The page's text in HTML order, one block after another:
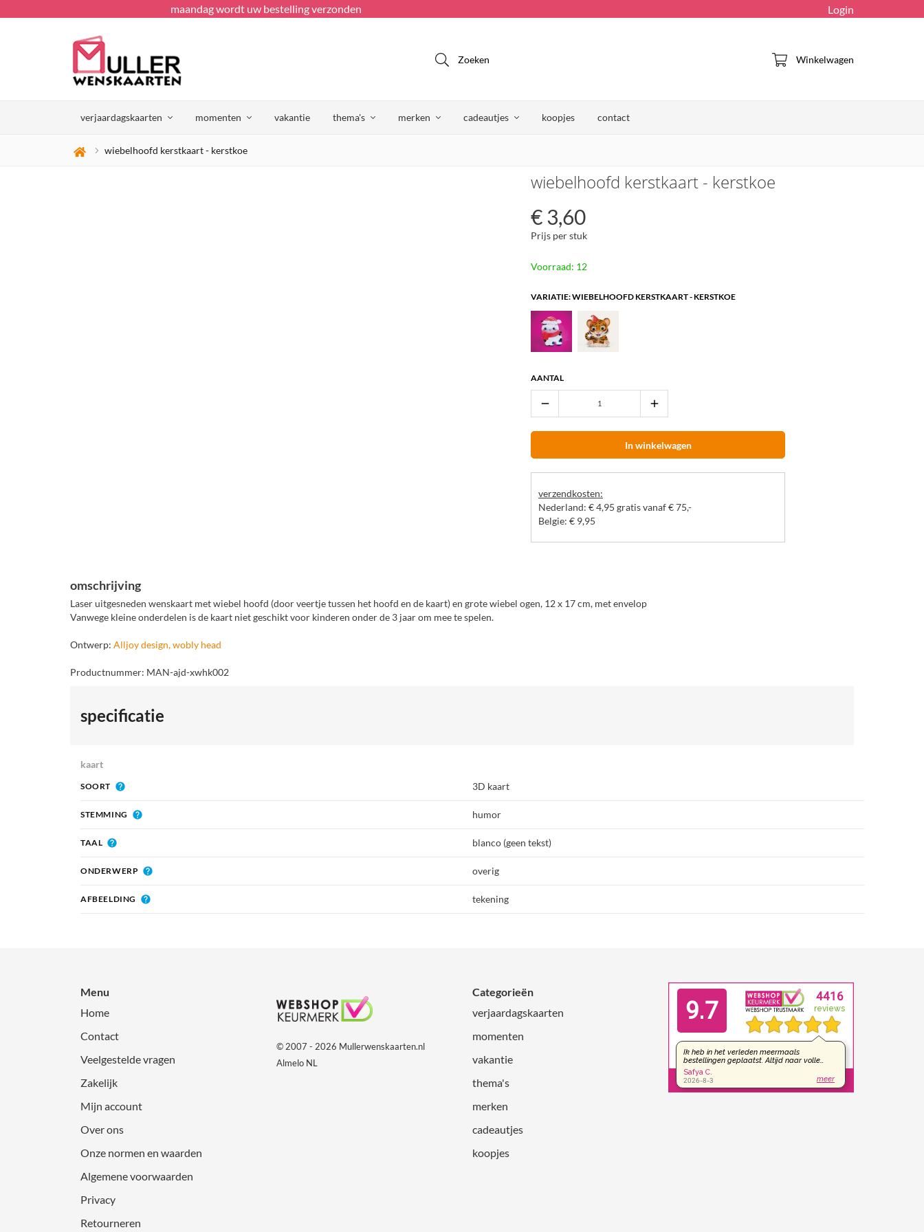
maandag wordt uw bestelling verzonden Login
Zoeken Winkelwagen
verjaardagskaarten momenten vakantie thema's merken cadeautjes koopjes contact
wiebelhoofd kerstkaart - kerstkoe
wiebelhoofd kerstkaart - kerstkoe
€3,60
Prijs per stuk
Voorraad: 12
VARIATIE: WIEBELHOOFD KERSTKAART - KERSTKOE
AANTAL
remove add
In winkelwagen
verzendkosten:
Nederland: € 4,95 gratis vanaf € 75,-
Belgie: € 9,95
omschrijving
Laser uitgesneden wenskaart met wiebel hoofd (door veertje tussen het hoofd en de kaart) en grote wiebel ogen, 12 x 17 cm, met envelop
Vanwege kleine onderdelen is de kaart niet geschikt voor kinderen onder de 3 jaar om mee te spelen.
Ontwerp: Alljoy design, wobly head
Productnummer: MAN-ajd-xwhk002
specificatie
kaart
SOORT 3D kaart
STEMMING humor
TAAL blanco (geen tekst)
ONDERWERP overig
AFBEELDING tekening
Menu
Home
Contact
Veelgestelde vragen
Zakelijk
Mijn account
Over ons
Onze normen en waarden
Algemene voorwaarden
Privacy
Retourneren
© 2007 - 2026 Mullerwenskaarten.nl
Almelo NL
Categorieën
verjaardagskaarten
momenten
vakantie
thema's
merken
cadeautjes
koopjes